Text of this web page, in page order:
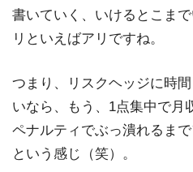
書いていく、いけるとこま
リといえばアリですね。
つまり、リスクヘッジに時
いなら、もう、1点集中で月
ペナルティでぶっ潰れるま
という感じ（笑）。